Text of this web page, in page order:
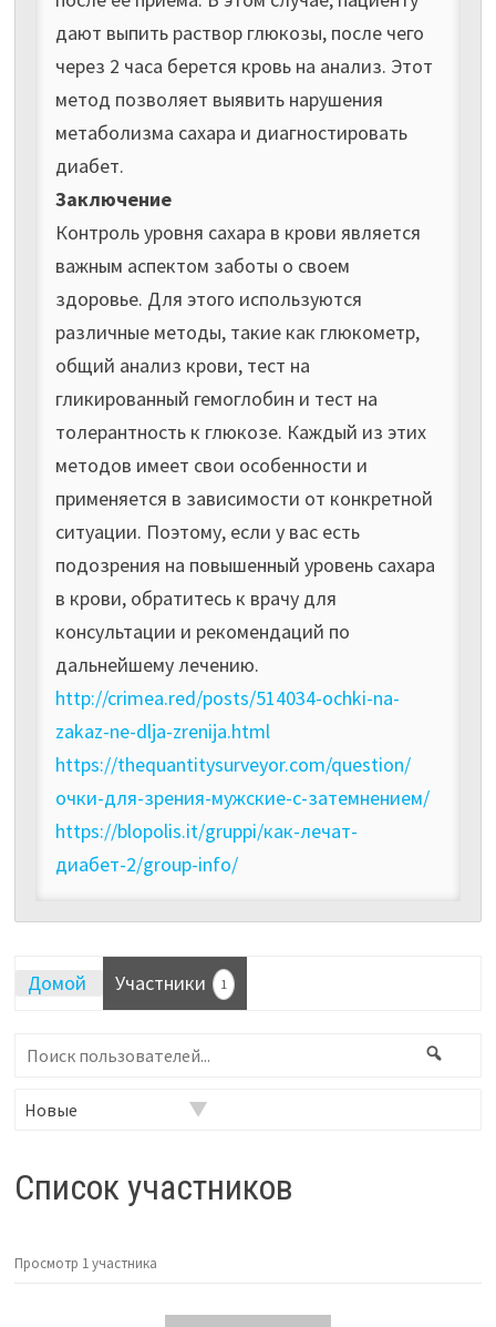
дают выпить раствор глюкозы, после чего
через 2 часа берется кровь на анализ. Этот
метод позволяет выявить нарушения
метаболизма сахара и диагностировать
диабет.
Заключение
Контроль уровня сахара в крови является
важным аспектом заботы о своем
здоровье. Для этого используются
различные методы, такие как глюкометр,
общий анализ крови, тест на
гликированный гемоглобин и тест на
толерантность к глюкозе. Каждый из этих
методов имеет свои особенности и
применяется в зависимости от конкретной
ситуации. Поэтому, если у вас есть
подозрения на повышенный уровень сахара
в крови, обратитесь к врачу для
консультации и рекомендаций по
дальнейшему лечению.
http://crimea.red/posts/514034-ochki-na-
zakaz-ne-dlja-zrenija.html
https://thequantitysurveyor.com/question/
очки-для-зрения-мужские-с-затемнением/
https://blopolis.it/gruppi/как-лечат-
диабет-2/group-info/
Домой Участники 1
Поиск
Список участников
Просмотр 1 участника